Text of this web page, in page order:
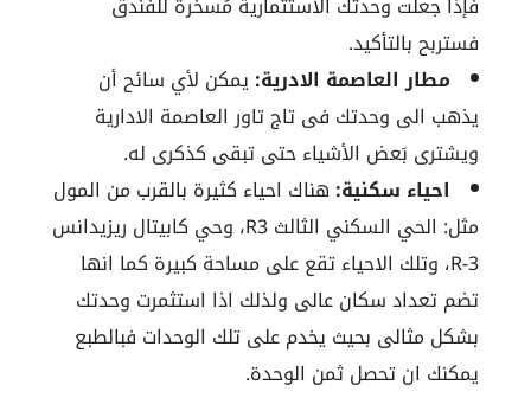
فستربح بالتأكيد.
مطار العاصمة الادرية:يمكن لأي سائح أن
يذهب الى وحدتك فى تاج تاور العاصمة الادارية
ويشترى بَعض الأشياء حتى تبقى كذكرى له.
احياء سكنية: هناك احياء كثيرة بالقرب من المول
مثل: الحي السكني الثالث R3، وحي كابيتال ريزيدانس
R-3، وتلك الاحياء تقع على مساحة كبيرة كما انها
تضم تعداد سكان عالى ولذلك اذا استثمرت وحدتك
بشكل مثالى بحيث يخدم على تلك الوحدات فبالطبع
يمكنك ان تحصل ثمن الوحدة.